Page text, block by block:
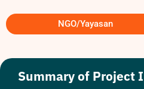
NGO/Yayasan
Summary of Project